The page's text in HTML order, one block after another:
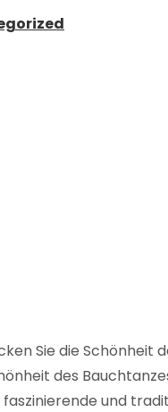
Sie die Schönheit
des
und